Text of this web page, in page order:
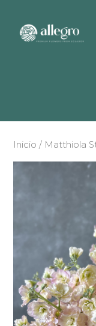
Inicio / Matthiola